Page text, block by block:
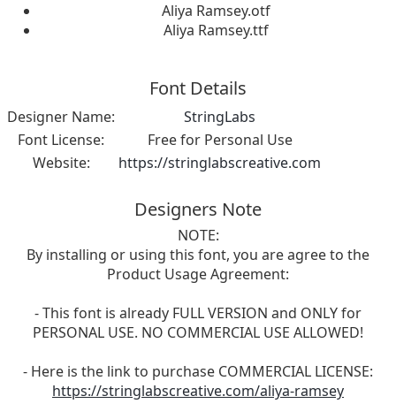
Aliya Ramsey.otf
Aliya Ramsey.ttf
Font Details
Designer Name:
StringLabs
Font License:
Free for Personal Use
Website:
https://stringlabscreative.com
Designers Note
NOTE:
By installing or using this font, you are agree to the
Product Usage Agreement:
- This font is already FULL VERSION and ONLY for
PERSONAL USE. NO COMMERCIAL USE ALLOWED!
- Here is the link to purchase COMMERCIAL LICENSE:
https://stringlabscreative.com/aliya-ramsey